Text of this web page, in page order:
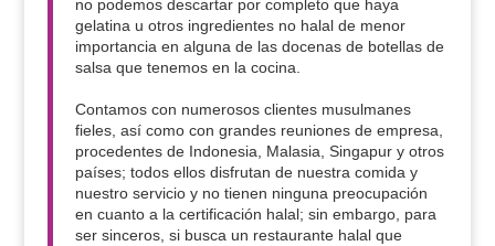
no podemos descartar por completo que haya
gelatina u otros ingredientes no halal de menor
importancia en alguna de las docenas de botellas de
salsa que tenemos en la cocina.
Contamos con numerosos clientes musulmanes
fieles, así como con grandes reuniones de empresa,
procedentes de Indonesia, Malasia, Singapur y otros
países; todos ellos disfrutan de nuestra comida y
nuestro servicio y no tienen ninguna preocupación
en cuanto a la certificación halal; sin embargo, para
ser sinceros, si busca un restaurante halal que